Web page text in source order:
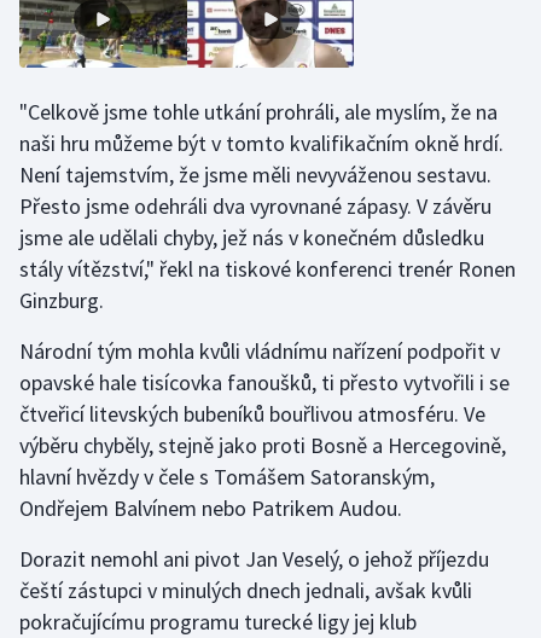
Lezení
Lyže a snowboard
Moderní pětiboj
Motorsport
Olympijské hry
Parasport
Plavání
Plážový volejbal
Ragby
Rychlostní kanoistika
"Celkově jsme tohle utkání prohráli, ale myslím, že na
naši hru můžeme být v tomto kvalifikačním okně hrdí.
Není tajemstvím, že jsme měli nevyváženou sestavu.
Přesto jsme odehráli dva vyrovnané zápasy. V závěru
jsme ale udělali chyby, jež nás v konečném důsledku
stály vítězství," řekl na tiskové konferenci trenér Ronen
Ginzburg.
Národní tým mohla kvůli vládnímu nařízení podpořit v
opavské hale tisícovka fanoušků, ti přesto vytvořili i se
čtveřicí litevských bubeníků bouřlivou atmosféru. Ve
výběru chyběly, stejně jako proti Bosně a Hercegovině,
hlavní hvězdy v čele s Tomášem Satoranským,
Ondřejem Balvínem nebo Patrikem Audou.
Dorazit nemohl ani pivot Jan Veselý, o jehož příjezdu
čeští zástupci v minulých dnech jednali, avšak kvůli
pokračujícímu programu turecké ligy jej klub